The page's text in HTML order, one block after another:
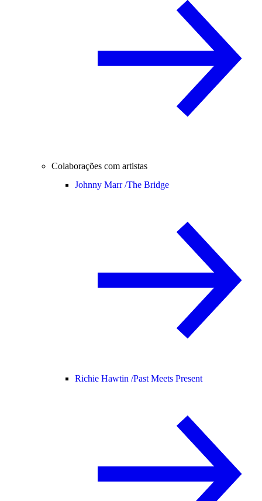
Colaborações com artistas
Johnny Marr /The Bridge
Richie Hawtin /Past Meets Present